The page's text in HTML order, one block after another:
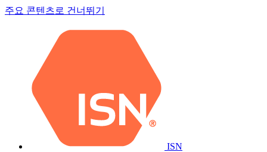
주요 콘텐츠로 건너뛰기
ISN